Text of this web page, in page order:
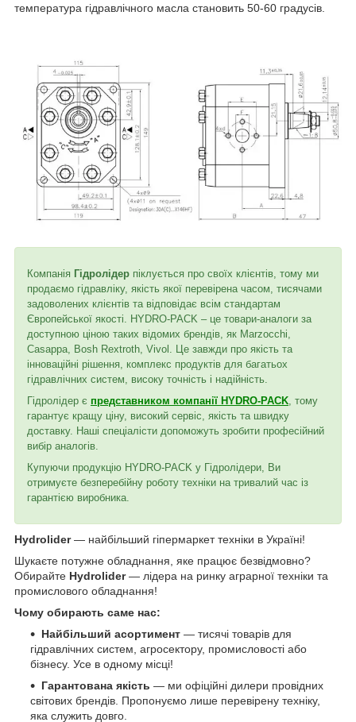
температура гідравлічного масла становить 50-60 градусів.
Компанія Гідролідер піклується про своїх клієнтів, тому ми
продаємо гідравліку, якість якої перевірена часом, тисячами
задоволених клієнтів та відповідає всім стандартам
Європейської якості. HYDRO-PACK – це товари-аналоги за
доступною ціною таких відомих брендів, як Marzocchi,
Casappa, Bosh Rextroth, Vivol. Це завжди про якість та
інноваційні рішення, комплекс продуктів для багатьох
гідравлічних систем, високу точність і надійність.
Гідролідер є представником компанії HYDRO-PACK , тому
гарантує кращу ціну, високий сервіс, якість та швидку
доставку. Наші спеціалісти допоможуть зробити професійний
вибір аналогів.
Купуючи продукцію HYDRO-PACK у Гідролідери, Ви
отримуєте безперебійну роботу техніки на тривалий час із
гарантією виробника.
Hydrolider— найбільший гіпермаркет техніки в Україні!
Шукаєте потужне обладнання, яке працює безвідмовно?
Обирайте Hydrolider— лідера на ринку аграрної техніки та
промислового обладнання!
Чому обирають саме нас:
Найбільший асортимент — тисячі товарів для
гідравлічних систем, агросектору, промисловості або
бізнесу. Усе в одному місці!
Гарантована якість — ми офіційні дилери провідних
світових брендів. Пропонуємо лише перевірену техніку,
яка служить довго.